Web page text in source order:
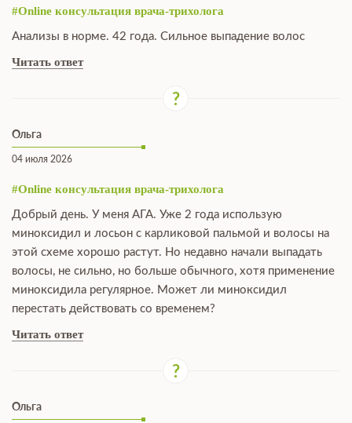
#Online консультация врача-трихолога
Анализы в норме. 42 года. Сильное выпадение волос
Читать ответ
Ольга
04 июля 2026
#Online консультация врача-трихолога
Добрый день. У меня АГА. Уже 2 года использую
миноксидил и лосьон с карликовой пальмой и волосы на
этой схеме хорошо растут. Но недавно начали выпадать
волосы, не сильно, но больше обычного, хотя применение
миноксидила регулярное. Может ли миноксидил
перестать действовать со временем?
Читать ответ
Ольга